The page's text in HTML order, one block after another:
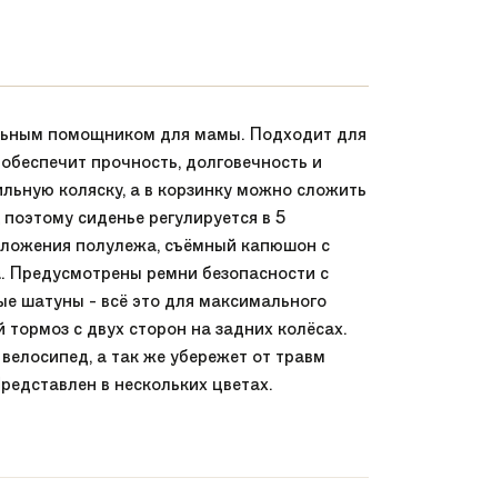
помощником для мамы. Подходит для
прочность, долговечность и
коляску, а в корзинку можно сложить
сиденье регулируется в 5
полулежа, съёмный капюшон с
Предусмотрены ремни безопасности с
шатуны - всё это для максимального
с двух сторон на задних колёсах.
а так же убережет от травм
в нескольких цветах.